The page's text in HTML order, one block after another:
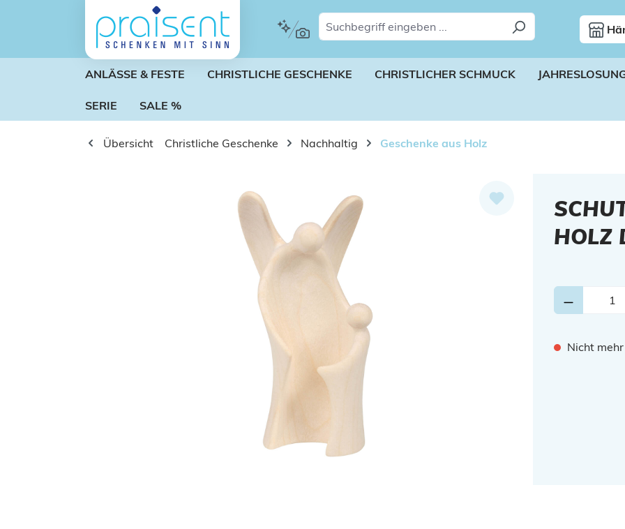
Hauptinhalt springen
Zur Suche springen
Zur Hauptnavigation springen
ANLÄSSE & FESTE CHRISTLICHE GESCHENKE CHRISTLICHER SCHMUCK
SERIE SALE %
Übersicht Christliche Geschenke Nachhaltig Geschenke aus Holz
HOLZ
Nicht